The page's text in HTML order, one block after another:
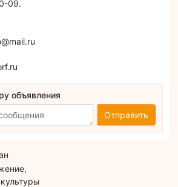
09.
объявления
Отправить